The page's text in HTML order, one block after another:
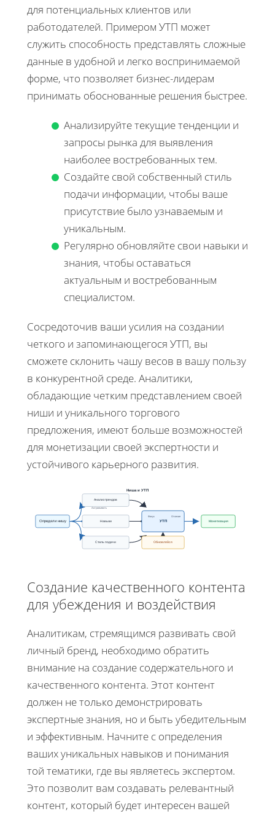
для потенциальных клиентов или
работодателей. Примером УТП может
служить способность представлять сложные
данные в удобной и легко воспринимаемой
форме, что позволяет бизнес-лидерам
принимать обоснованные решения быстрее.
Анализируйте текущие тенденции и
запросы рынка для выявления
наиболее востребованных тем.
Создайте свой собственный стиль
подачи информации, чтобы ваше
присутствие было узнаваемым и
уникальным.
Регулярно обновляйте свои навыки и
знания, чтобы оставаться
актуальным и востребованным
специалистом.
Сосредоточив ваши усилия на создании
четкого и запоминающегося УТП, вы
сможете склонить чашу весов в вашу пользу
в конкурентной среде. Аналитики,
обладающие четким представлением своей
ниши и уникального торгового
предложения, имеют больше возможностей
для монетизации своей экспертности и
устойчивого карьерного развития.
Ниша и УТП
Определи нишу
Анализ трендов
Навыки
Стиль подачи
УТП
Обновляйся
Монетизация
Актуальность
Фокус Отличие
Создание качественного контента
для убеждения и воздействия
Аналитикам, стремящимся развивать свой
личный бренд, необходимо обратить
внимание на создание содержательного и
качественного контента. Этот контент
должен не только демонстрировать
экспертные знания, но и быть убедительным
и эффективным. Начните с определения
ваших уникальных навыков и понимания
той тематики, где вы являетесь экспертом.
Это позволит вам создавать релевантный
контент, который будет интересен вашей